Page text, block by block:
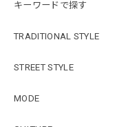
キーワードで探す
TRADITIONAL STYLE
STREET STYLE
MODE